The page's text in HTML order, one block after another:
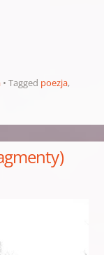
Tagged poezja,